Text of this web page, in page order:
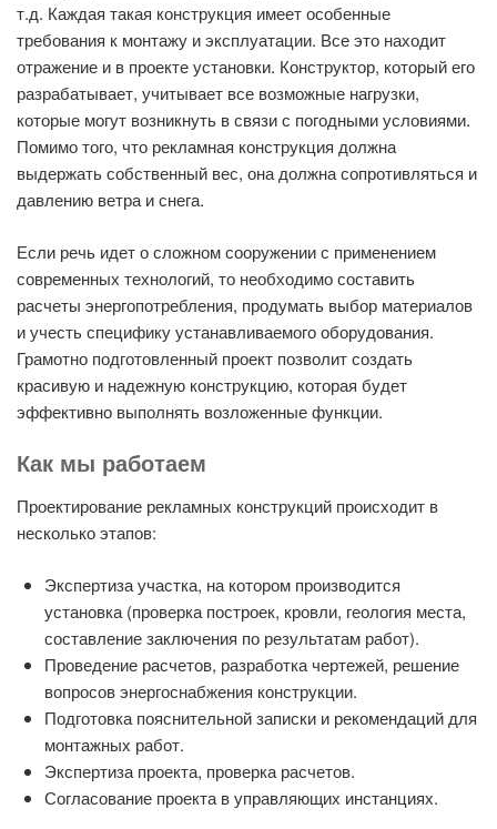
т.д. Каждая такая конструкция имеет особенные
требования к монтажу и эксплуатации. Все это находит
отражение и в проекте установки. Конструктор, который его
разрабатывает, учитывает все возможные нагрузки,
которые могут возникнуть в связи с погодными условиями.
Помимо того, что рекламная конструкция должна
выдержать собственный вес, она должна сопротивляться и
давлению ветра и снега.
Если речь идет о сложном сооружении с применением
современных технологий, то необходимо составить
расчеты энергопотребления, продумать выбор материалов
и учесть специфику устанавливаемого оборудования.
Грамотно подготовленный проект позволит создать
красивую и надежную конструкцию, которая будет
эффективно выполнять возложенные функции.
Как мы работаем
Проектирование рекламных конструкций происходит в
несколько этапов:
Экспертиза участка, на котором производится
установка (проверка построек, кровли, геология места,
составление заключения по результатам работ).
Проведение расчетов, разработка чертежей, решение
вопросов энергоснабжения конструкции.
Подготовка пояснительной записки и рекомендаций для
монтажных работ.
Экспертиза проекта, проверка расчетов.
Согласование проекта в управляющих инстанциях.